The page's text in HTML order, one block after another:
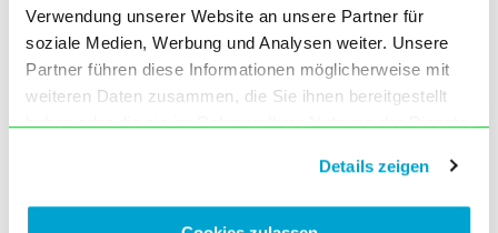
Verwendung unserer Website an unsere Partner für
soziale Medien, Werbung und Analysen weiter. Unsere
Partner führen diese Informationen möglicherweise mit
weiteren Daten zusammen, die Sie ihnen bereitgestellt
haben oder die sie im Rahmen Ihrer Nutzung der Dienste
Cookies, wenn Sie unsere Webseite weiterhin nutzen.
Details zeigen
„Deutschland ist das Bordell Europas“
Autor: Wagle
One Health – Schulfach und TV-Spots
Bayerisches Kabinett beschließt Energie-
Härtefallhilfen für Unternehmen